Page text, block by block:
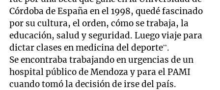
Córdoba de España en el 1998, quedé fascinado
por su cultura, el orden, cómo se trabaja, la
educación, salud y seguridad. Luego viaje para
dictar clases en medicina del deporte”.
Se encontraba trabajando en urgencias de un
hospital público de Mendoza y para el PAMI
cuando tomó la decisión de irse del país.